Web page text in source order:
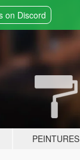
on Discord
PEINTURES